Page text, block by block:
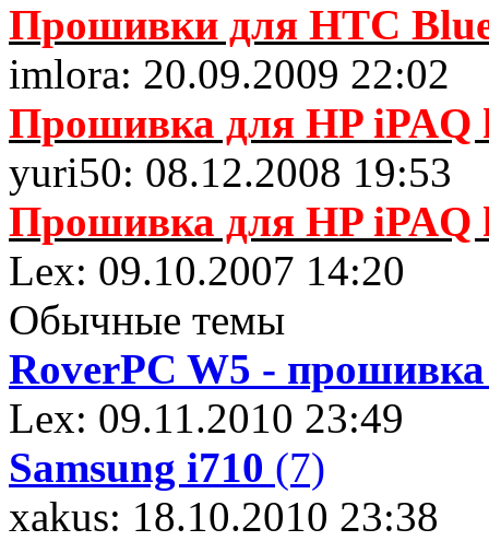
Прошивки для HTC
imlora: 20.09.2009 22:02
Прошивка для HP
yuri50: 08.12.2008 19:53
Прошивка для HP
Lex: 09.10.2007 14:20
Обычные темы
RoverPC W5 - прошивка
Lex: 09.11.2010 23:49
Samsung i710 (7)
xakus: 18.10.2010 23:38